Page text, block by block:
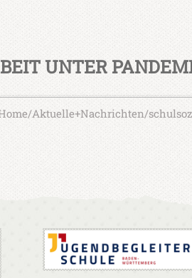
UNTER
Aktuelle+Nachrichten/